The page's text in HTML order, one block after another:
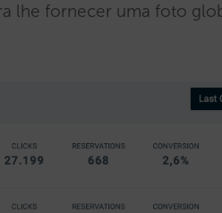
lhe fornecer uma foto